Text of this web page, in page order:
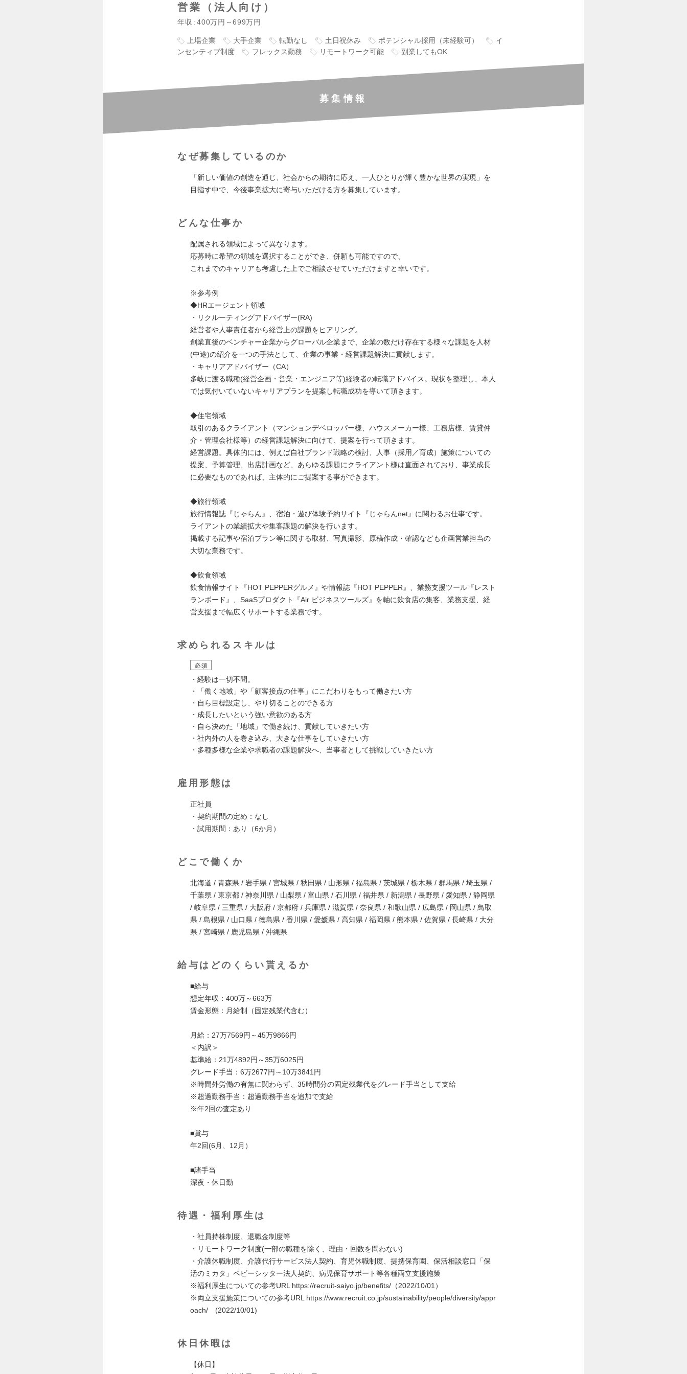
営業（法人向け）
年収 400万円～699万円
上場企業 大手企業 転勤なし 土日祝休み ポテンシャル採用（未経験可）
イ
ンセンティブ制度
フレックス勤務 リモートワーク可能 副業してもOK
募集情報
なぜ募集しているのか
「新しい価値の創造を通じ、社会からの期待に応え、一人ひとりが輝く豊かな世界の実現」を
目指す中で、今後事業拡大に寄与いただける方を募集しています。
どんな仕事か
配属される領域によって異なります。
応募時に希望の領域を選択することができ、併願も可能ですので、
これまでのキャリアも考慮した上でご相談させていただけますと幸いです。
※参考例
◆HRエージェント領域
・リクルーティングアドバイザー(RA)
経営者や人事責任者から経営上の課題をヒアリング。
創業直後のベンチャー企業からグローバル企業まで、企業の数だけ存在する様々な課題を人材
(中途)の紹介を一つの手法として、企業の事業・経営課題解決に貢献します。
・キャリアアドバイザー（CA）
多岐に渡る職種(経営企画・営業・エンジニア等)経験者の転職アドバイス。現状を整理し、本人
では気付いていないキャリアプランを提案し転職成功を導いて頂きます。
◆住宅領域
取引のあるクライアント（マンションデベロッパー様、ハウスメーカー様、工務店様、賃貸仲
介・管理会社様等）の経営課題解決に向けて、提案を行って頂きます。
経営課題。具体的には、例えば自社ブランド戦略の検討、人事（採用／育成）施策についての
提案、予算管理、出店計画など、あらゆる課題にクライアント様は直面されており、事業成長
に必要なものであれば、主体的にご提案する事ができます。
◆旅行領域
旅行情報誌『じゃらん』、宿泊・遊び体験予約サイト『じゃらんnet』に関わるお仕事です。
ライアントの業績拡大や集客課題の解決を行います。
掲載する記事や宿泊プラン等に関する取材、写真撮影、原稿作成・確認なども企画営業担当の
大切な業務です。
◆飲食領域
飲食情報サイト『HOT PEPPERグルメ』や情報誌『HOT PEPPER』、業務支援ツール『レスト
ランボード』、SaaSプロダクト『Air ビジネスツールズ』を軸に飲食店の集客、業務支援、経
営支援まで幅広くサポートする業務です。
求められるスキルは
必須
・経験は一切不問。
・「働く地域」や「顧客接点の仕事」にこだわりをもって働きたい方
・自ら目標設定し、やり切ることのできる方
・成長したいという強い意欲のある方
・自ら決めた「地域」で働き続け、貢献していきたい方
・社内外の人を巻き込み、大きな仕事をしていきたい方
・多種多様な企業や求職者の課題解決へ、当事者として挑戦していきたい方
雇用形態は
正社員
・契約期間の定め：なし
・試用期間：あり（6か月）
どこで働くか
北海道 / 青森県 / 岩手県 / 宮城県 / 秋田県 / 山形県 / 福島県 / 茨城県 / 栃木県 / 群馬県 / 埼玉県 /
千葉県 / 東京都 / 神奈川県 / 山梨県 / 富山県 / 石川県 / 福井県 / 新潟県 / 長野県 / 愛知県 / 静岡県
/ 岐阜県 / 三重県 / 大阪府 / 京都府 / 兵庫県 / 滋賀県 / 奈良県 / 和歌山県 / 広島県 / 岡山県 / 鳥取
県 / 島根県 / 山口県 / 徳島県 / 香川県 / 愛媛県 / 高知県 / 福岡県 / 熊本県 / 佐賀県 / 長崎県 / 大分
県 / 宮崎県 / 鹿児島県 / 沖縄県
給与はどのくらい貰えるか
■給与
想定年収：400万～663万
賃金形態：月給制（固定残業代含む）
月給：27万7569円～45万9866円
＜内訳＞
基準給：21万4892円～35万6025円
グレード手当：6万2677円～10万3841円
※時間外労働の有無に関わらず、35時間分の固定残業代をグレード手当として支給
※超過勤務手当：超過勤務手当を追加で支給
※年2回の査定あり
■賞与
年2回(6月、12月）
■諸手当
深夜・休日勤
待遇・福利厚生は
・社員持株制度、退職金制度等
・リモートワーク制度(一部の職種を除く、理由・回数を問わない)
・介護休職制度、介護代行サービス法人契約、育児休職制度、提携保育園、保活相談窓口「保
活のミカタ」ベビーシッター法人契約、病児保育サポート等各種両立支援施策
※福利厚生についての参考URL https://recruit-saiyo.jp/benefits/（2022/10/01）
※両立支援施策についての参考URL https://www.recruit.co.jp/sustainability/people/diversity/appr
oach/ (2022/10/01)
休日休暇は
【休日】